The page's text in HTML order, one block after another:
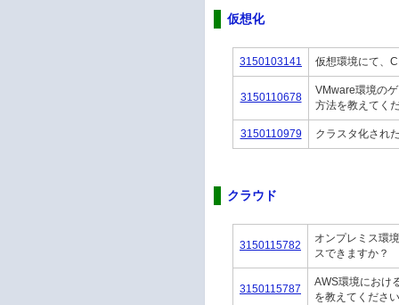
仮想化
3150103141 仮想環境にて、
3150110678
VMware環境の
方法を教えてく
3150110979 クラスタ化され
クラウド
3150115782
オンプレミス環
スできますか？
3150115787
AWS環境におけ
を教えてくださ